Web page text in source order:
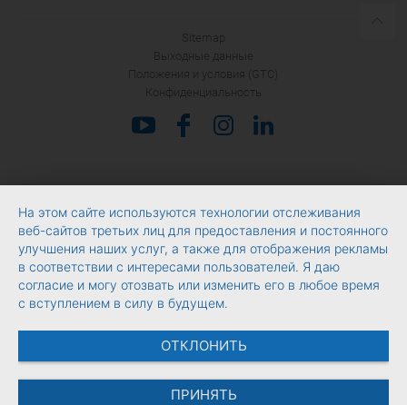
Sitemap
Выходные данные
Положения и условия (GTC)
Конфиденциальность
На этом сайте используются технологии отслеживания
веб-сайтов третьих лиц для предоставления и постоянного
улучшения наших услуг, а также для отображения рекламы
в соответствии с интересами пользователей. Я даю
согласие и могу отозвать или изменить его в любое время
с вступлением в силу в будущем.
ОТКЛОНИТЬ
ПРИНЯТЬ